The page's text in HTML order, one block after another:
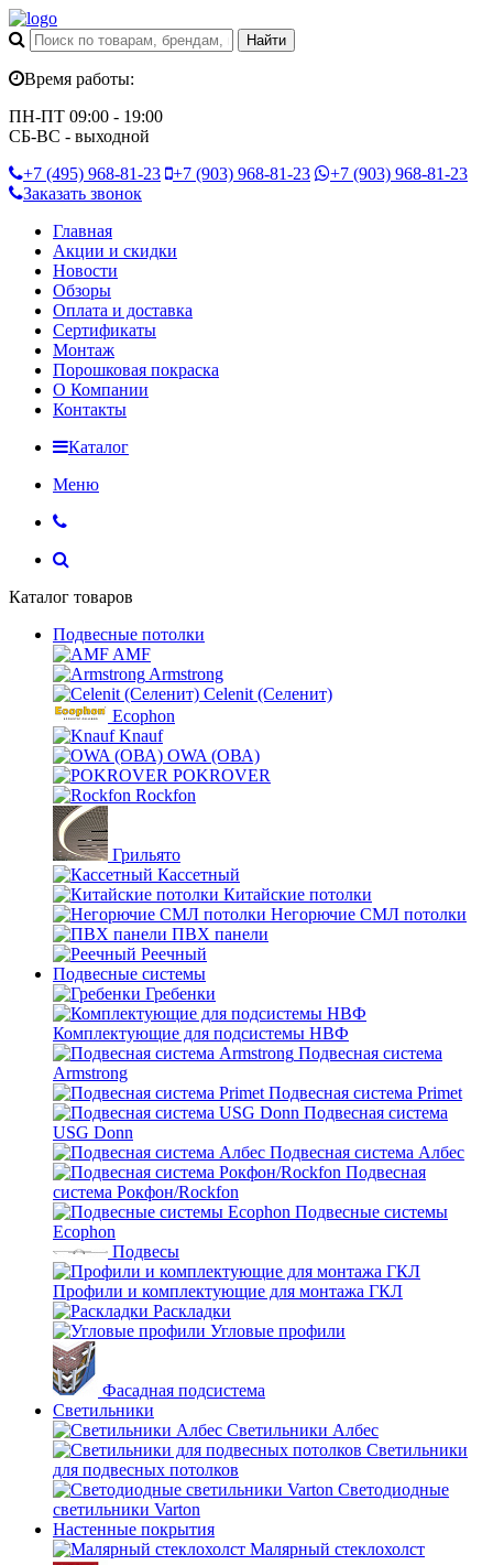
Время работы:
ПН-ПТ 09:00 - 19:00
СБ-ВС - выходной
+7 (495) 968-81-23 +7 (903) 968-81-23 +7 (903) 968-81-23
Заказать звонок
Главная
Акции и скидки
Новости
Обзоры
Оплата и доставка
Сертификаты
Монтаж
Порошковая покраска
О Компании
Контакты
Каталог
Меню
Каталог товаров
Подвесные потолки
AMF
Armstrong
Celenit (Селенит)
Ecophon
Knauf
OWA (ОВА)
POKROVER
Rockfon
Грильято
Кассетный
Китайские потолки
Негорючие СМЛ потолки
ПВХ панели
Реечный
Подвесные системы
Гребенки
Комплектующие для подсистемы НВФ
Подвесная система
Armstrong
Подвесная система Primet
Подвесная система
USG Donn
Подвесная система Албес
Подвесная
система Рокфон/Rockfon
Подвесные системы
Ecophon
Подвесы
Профили и комплектующие для монтажа ГКЛ
Раскладки
Угловые профили
Фасадная подсистема
Светильники
Светильники Албес
Светильники
для подвесных потолков
Светодиодные
светильники Varton
Настенные покрытия
Малярный стеклохолст